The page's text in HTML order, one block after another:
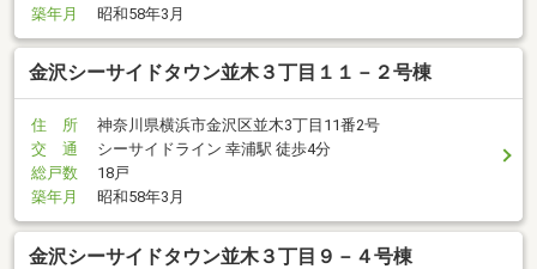
築年月
昭和58年3月
金沢シーサイドタウン並木３丁目１１－２号棟
住 所
神奈川県横浜市金沢区並木3丁目11番2号
交 通
シーサイドライン 幸浦駅 徒歩4分
総戸数
18戸
築年月
昭和58年3月
金沢シーサイドタウン並木３丁目９－４号棟